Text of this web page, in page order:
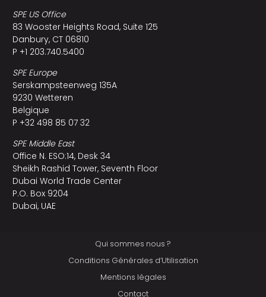
SPE US Office
83 Wooster Heights Road, Suite 125
Danbury, CT 06810
P +1 203.740.5400
SPE Europe
Serskampsteenweg 135A
9230 Wetteren
Belgique
P +32 498 85 07 32
SPE Middle East
Office N. ESO:14, Desk 34
Sheikh Rashid Tower, Seventh Floor
Dubai World Trade Center
P.O. Box 9204
Dubai, UAE
Qui sommes nous ?
Conditions Générales d’Utilisation
Mentions légales
Contact